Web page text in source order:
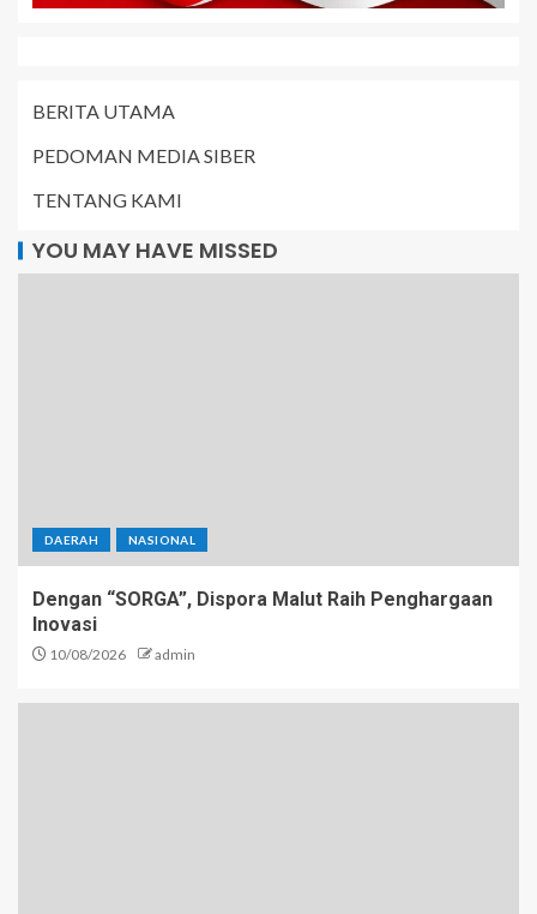
BERITA UTAMA
PEDOMAN MEDIA SIBER
TENTANG KAMI
YOU MAY HAVE MISSED
DAERAH NASIONAL
Dengan “SORGA”, Dispora Malut Raih Penghargaan
Inovasi
10/08/2026 admin